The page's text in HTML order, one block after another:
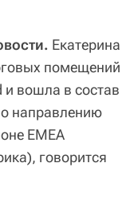
Екатерина
помещений
и вошла в состав
направлению
EMEA
говорится